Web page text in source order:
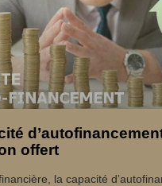
offert
la capacité